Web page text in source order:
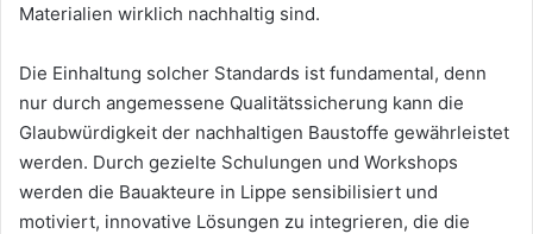
Materialien wirklich nachhaltig sind.
Die Einhaltung solcher Standards ist fundamental, denn
nur durch angemessene Qualitätssicherung kann die
Glaubwürdigkeit der nachhaltigen Baustoffe gewährleistet
werden. Durch gezielte Schulungen und Workshops
werden die Bauakteure in Lippe sensibilisiert und
motiviert, innovative Lösungen zu integrieren, die die